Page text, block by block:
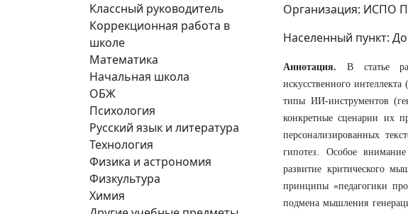
Классный руководитель
Коррекционная работа в
школе
Математика
Начальная школа
ОБЖ
Психология
Русский язык и литература
Технология
Физика и астрономия
Физкультура
Химия
Организация: ИСПО
Населенный пункт:
Аннотация. В статье
искусственного
типы ИИ-инструментов
конкретные сценарии их
персонализированных
гипотез. Особое
развитие критического
принципы «педагогики
подмена мышления